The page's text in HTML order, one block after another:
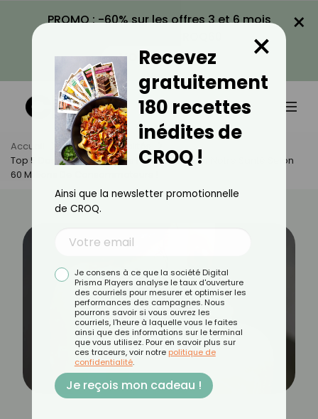
PROMO : -60% sur les offres 3 et 6 mois
VOIR LA PROMO
×
Accueil Actus
Actualités
Top 5 Des Gels Douche Les Plus Nocifs Pour Notre Santé Selon
60 Millions De Consommateurs !
Recevez
gratuitement
180 recettes
inédites de
CROQ !
×
Ainsi que la newsletter promotionnelle
de CROQ.
Je consens à ce que la société Digital
Prisma Players analyse le taux d'ouverture
des courriels pour mesurer et optimiser les
performances des campagnes. Nous
pourrons savoir si vous ouvrez les
courriels, l'heure à laquelle vous le faites
ainsi que des informations sur le terminal
que vous utilisez. Pour en savoir plus sur
ces traceurs, voir notre politique de
confidentialité.
Je reçois mon cadeau !